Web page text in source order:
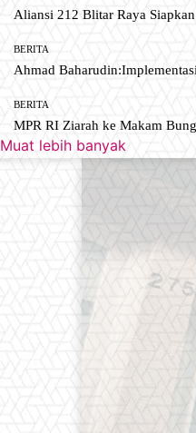
Aliansi 212 Blitar Raya
BERITA
Ahmad
BERITA
MPR RI Ziarah ke Makam
Muat lebih banyak